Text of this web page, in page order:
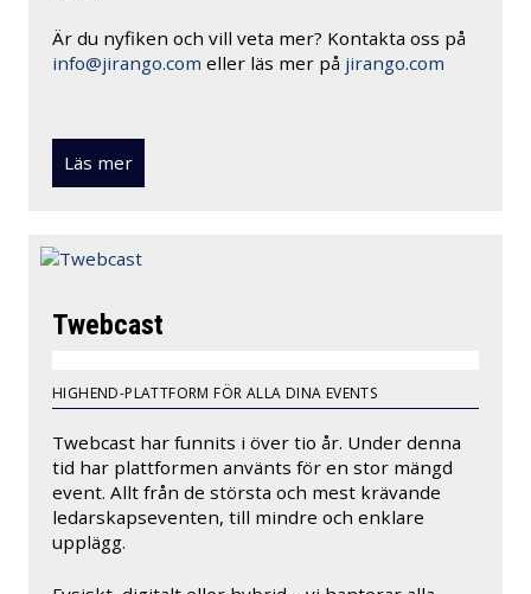
Är du nyfiken och vill veta mer? Kontakta oss på
info@jirango.com eller läs mer på jirango.com
Läs mer
Twebcast
HIGHEND-PLATTFORM FÖR ALLA DINA EVENTS
Twebcast har funnits i över tio år. Under denna
tid har plattformen använts för en stor mängd
event. Allt från de största och mest krävande
ledarskapseventen, till mindre och enklare
upplägg.